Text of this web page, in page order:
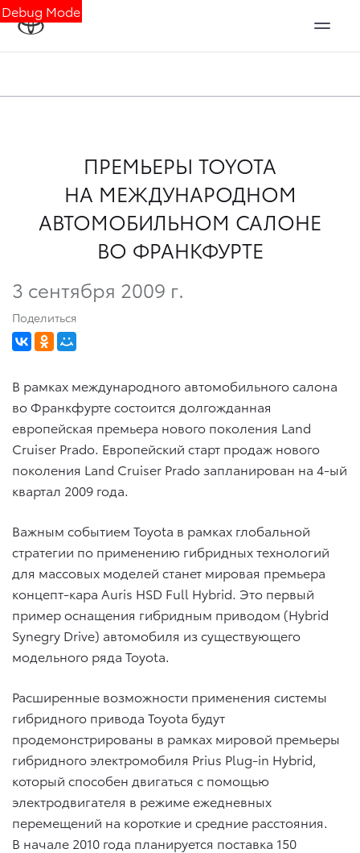
Debug Mode
ПРЕМЬЕРЫ TOYOTA
НА МЕЖДУНАРОДНОМ
АВТОМОБИЛЬНОМ САЛОНЕ
ВО ФРАНКФУРТЕ
3 сентября 2009 г.
Поделиться
В рамках международного автомобильного салона
во Франкфурте состоится долгожданная
европейская премьера нового поколения Land
Cruiser Prado. Европейский старт продаж нового
поколения Land Cruiser Prado запланирован на 4-ый
квартал 2009 года.
Важным событием Toyota в рамках глобальной
стратегии по применению гибридных технологий
для массовых моделей станет мировая премьера
концепт-кара Auris HSD Full Hybrid. Это первый
пример оснащения гибридным приводом (Hybrid
Synegry Drive) автомобиля из существующего
модельного ряда Toyota.
Расширенные возможности применения системы
гибридного привода Toyota будут
продемонстрированы в рамках мировой премьеры
гибридного электромобиля Prius Plug-in Hybrid,
который способен двигаться с помощью
электродвигателя в режиме ежедневных
перемещений на короткие и средние расстояния.
В начале 2010 года планируется поставка 150